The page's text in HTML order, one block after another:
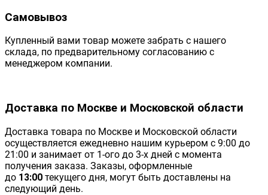
Самовывоз
Купленный вами товар можете забрать с нашего
склада, по предварительному согласованию с
менеджером компании.
Доставка по Москве и Московской области
Доставка товара по Москве и Московской области
осуществляется ежедневно нашим курьером с 9:00 до
21:00 и занимает от 1-ого до 3-х дней с момента
получения заказа. Заказы, оформленные
до 13:00 текущего дня, могут быть доставлены на
следующий день.